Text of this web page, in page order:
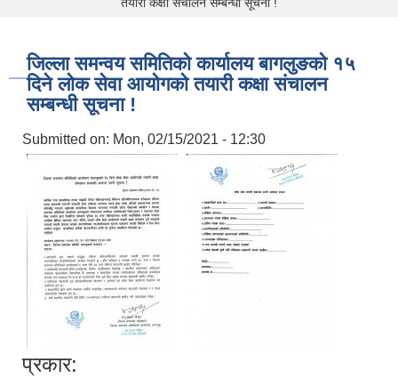
तयारी कक्षा संचालन सम्बन्धी सूचना !
जिल्ला समन्वय समितिको कार्यालय बागलुङको १५
दिने लोक सेवा आयोगको तयारी कक्षा संचालन
सम्बन्धी सूचना !
Submitted on: Mon, 02/15/2021 - 12:30
प्रकार: